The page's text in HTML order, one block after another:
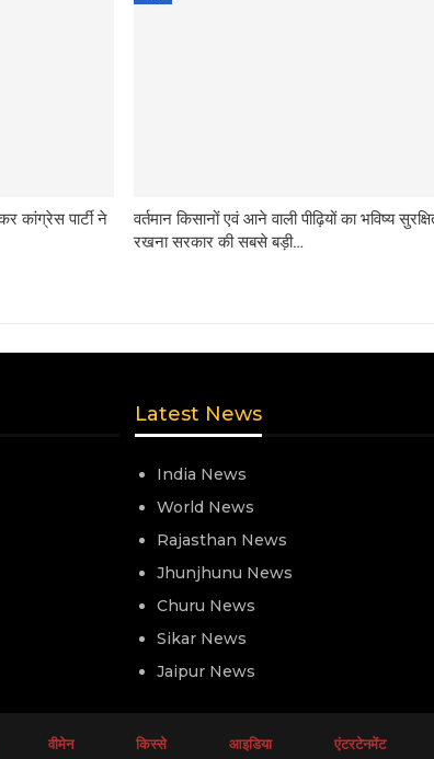
कांग्रेस पार्टी ने
वर्तमान किसानों एवं आने वाली पीढ़ियों का भविष्य
रखना सरकार की सबसे बड़ी…
Latest News
India News
World News
Rajasthan News
Jhunjhunu News
Churu News
Sikar News
Jaipur News
वीमेन किस्से आइडिया एंटरटेनमेंट